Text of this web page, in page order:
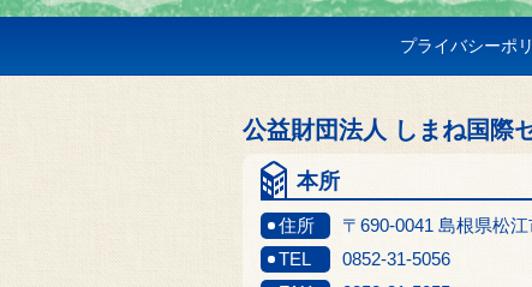
プライバシーポ
公益財団法人 しまね国際
本所
住所 〒690-0041 島根県松
TEL
0852-31-5056